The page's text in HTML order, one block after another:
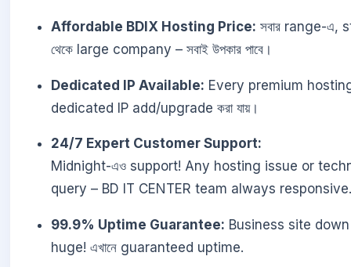
Affordable BDIX Hosting Price: সবার range-এ,
থেকে large company – সবাই উপকার পাবে।
Dedicated IP Available: Every premium
dedicated IP add/upgrade করা যায়।
24/7 Expert Customer Support:
Midnight-এও support! Any hosting issue or
query – BD IT CENTER team always responsive.
99.9% Uptime Guarantee: Business site down
huge! এখানে guaranteed uptime.